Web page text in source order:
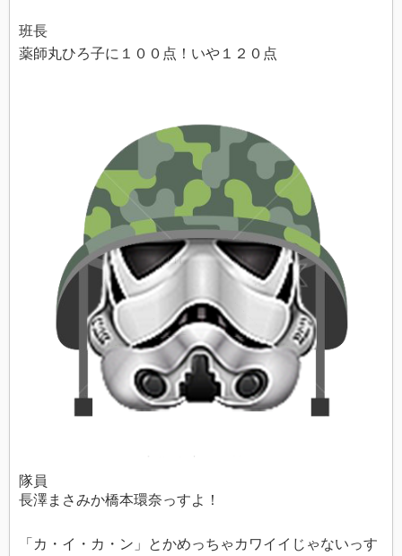
班長
薬師丸ひろ子に１００点！いや１２０点
隊員
長澤まさみか橋本環奈っすよ！
「カ・イ・カ・ン」とかめっちゃカワイイじゃないっす